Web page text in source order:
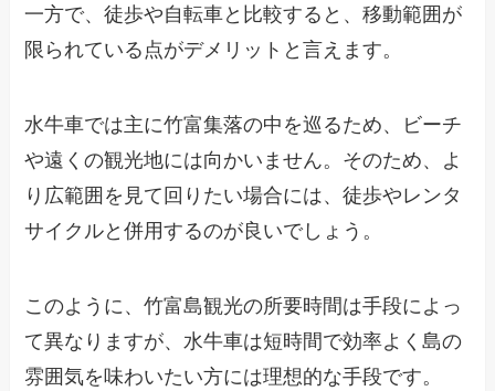
一方で、徒歩や自転車と比較すると、移動範囲が
限られている点がデメリットと言えます。
水牛車では主に竹富集落の中を巡るため、ビーチ
や遠くの観光地には向かいません。そのため、よ
り広範囲を見て回りたい場合には、徒歩やレンタ
サイクルと併用するのが良いでしょう。
このように、竹富島観光の所要時間は手段によっ
て異なりますが、水牛車は短時間で効率よく島の
雰囲気を味わいたい方には理想的な手段です。